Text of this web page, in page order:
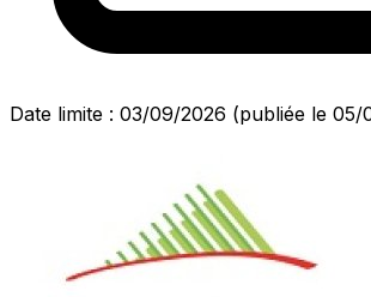
Date limite : 03/09/2026 (publiée le 05/